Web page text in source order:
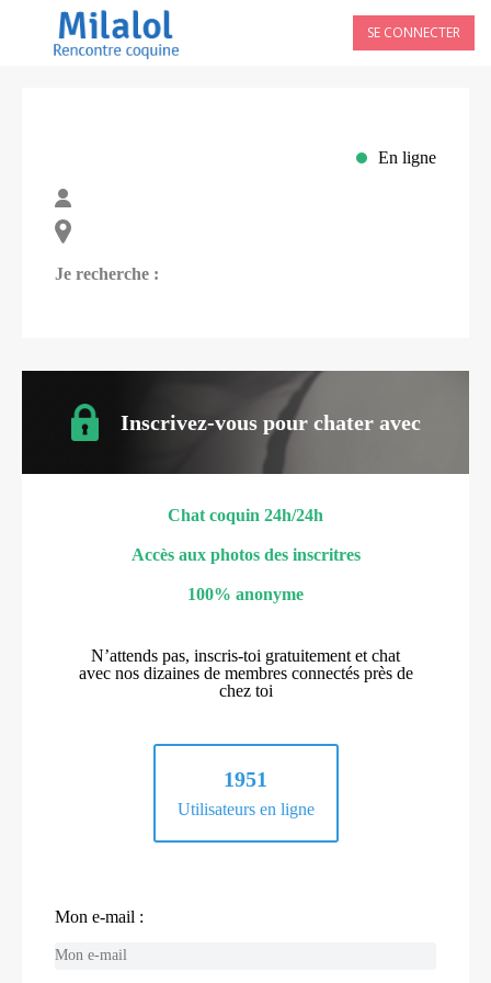
SE CONNECTER
En ligne
Je recherche :
Inscrivez-vous pour chater avec
Chat coquin 24h/24h
Accès aux photos des inscritres
100% anonyme
N’attends pas, inscris-toi gratuitement et chat
avec nos dizaines de membres connectés près de
chez toi
1951
Utilisateurs en ligne
Mon e-mail :